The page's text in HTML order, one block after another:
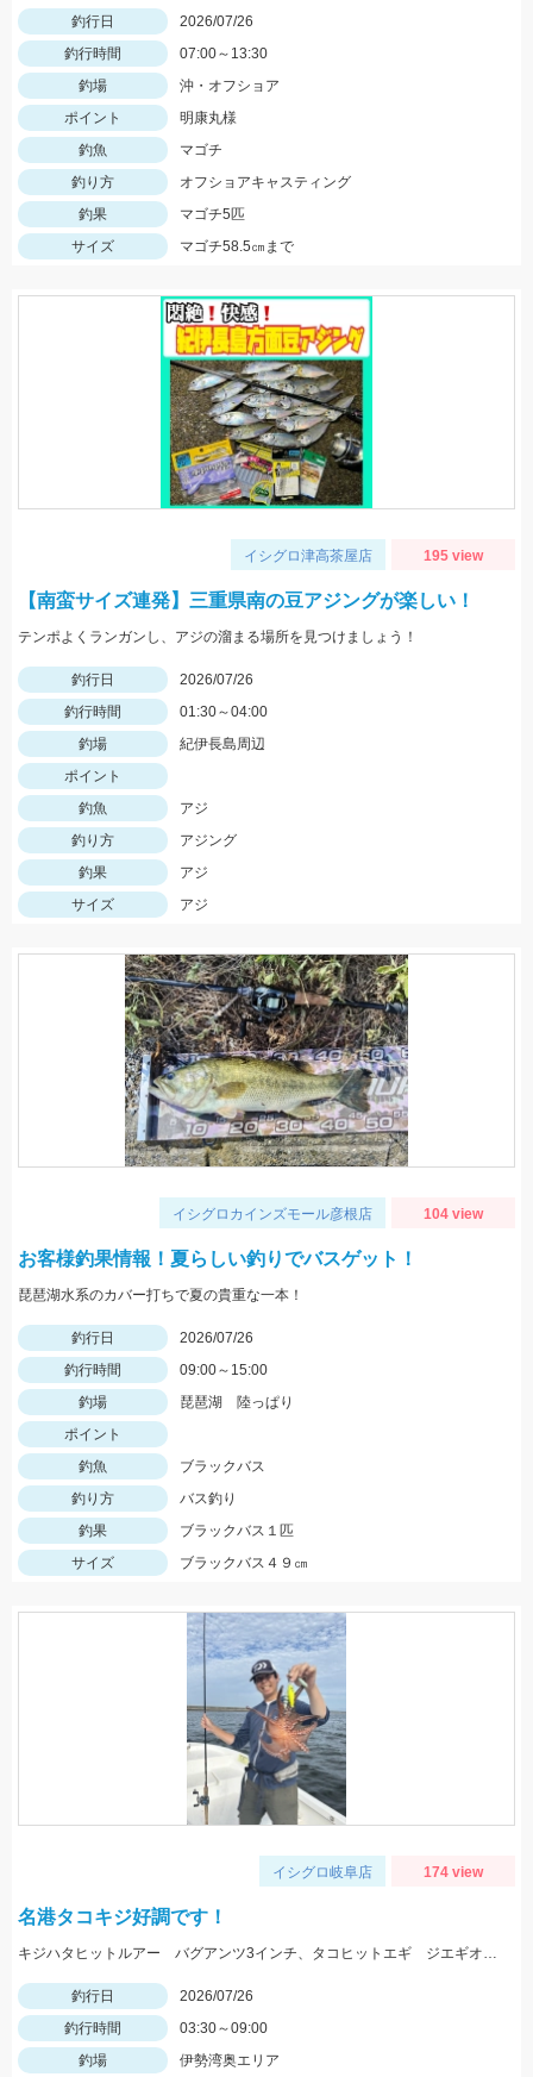
釣行日
2026/07/26
釣行時間
07:00～13:30
釣場
沖・オフショア
ポイント
明康丸様
釣魚
マゴチ
釣り方
オフショアキャスティング
釣果
マゴチ5匹
サイズ
マゴチ58.5㎝まで
イシグロ津高茶屋店 195 view
【南蛮サイズ連発】三重県南の豆アジングが楽しい！
テンポよくランガンし、アジの溜まる場所を見つけましょう！
釣行日
2026/07/26
釣行時間
01:30～04:00
釣場
紀伊長島周辺
ポイント
釣魚
アジ
釣り方
アジング
釣果
アジ
サイズ
アジ
イシグロカインズモール彦根店 104 view
お客様釣果情報！夏らしい釣りでバスゲット！
琵琶湖水系のカバー打ちで夏の貴重な一本！
釣行日
2026/07/26
釣行時間
09:00～15:00
釣場
琵琶湖 陸っぱり
ポイント
釣魚
ブラックバス
釣り方
バス釣り
釣果
ブラックバス１匹
サイズ
ブラックバス４９㎝
イシグロ岐阜店 174 view
名港タコキジ好調です！
キジハタヒットルアー バグアンツ3インチ、タコヒットエギ ジエギオクタビアススッテ
釣行日
2026/07/26
釣行時間
03:30～09:00
釣場
伊勢湾奥エリア